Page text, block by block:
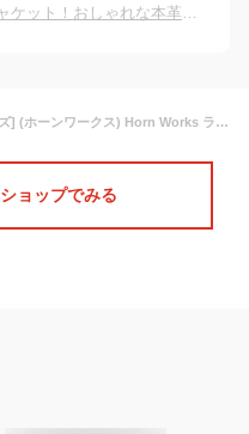
40代に似合うレディースレザージャケット！おしゃれな本革ライダースのおすすめは？
[リューグーレザーズ] (ホーンワークス) Horn Works ライダースジャケット UKダブルライダースジャケット 3サイズ ブラック 4267
ショップでみる